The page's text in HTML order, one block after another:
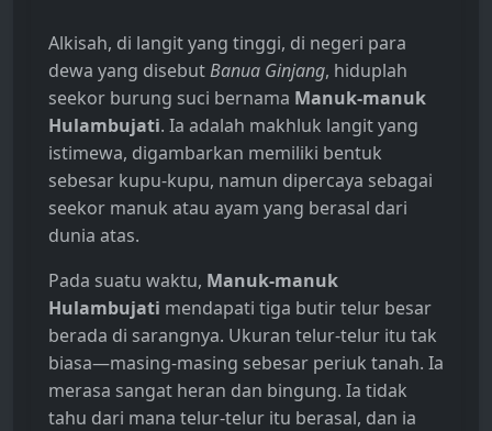
Alkisah, di langit yang tinggi, di negeri para
dewa yang disebutBanua Ginjang, hiduplah
seekor burung suci bernama Manuk-manuk
Hulambujati. Ia adalah makhluk langit yang
istimewa, digambarkan memiliki bentuk
sebesar kupu-kupu, namun dipercaya sebagai
seekor manuk atau ayam yang berasal dari
dunia atas.
Pada suatu waktu, Manuk-manuk
Hulambujati mendapati tiga butir telur besar
berada di sarangnya. Ukuran telur-telur itu tak
biasa—masing-masing sebesar periuk tanah. Ia
merasa sangat heran dan bingung. Ia tidak
tahu dari mana telur-telur itu berasal, dan ia